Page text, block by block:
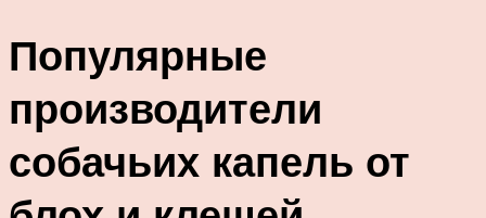
Популярные
производители
собачьих капель от